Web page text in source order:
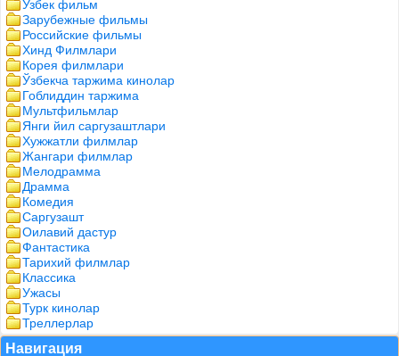
Узбек фильм
Зарубежные фильмы
Российские фильмы
Хинд Филмлари
Корея филмлари
Ўзбекча таржима кинолар
Гоблиддин таржима
Мультфильмлар
Янги йил саргузаштлари
Хужжатли филмлар
Жангари филмлар
Мелодрамма
Драмма
Комедия
Саргузашт
Оилавий дастур
Фантастика
Тарихий филмлар
Классика
Ужасы
Турк кинолар
Треллерлар
Навигация